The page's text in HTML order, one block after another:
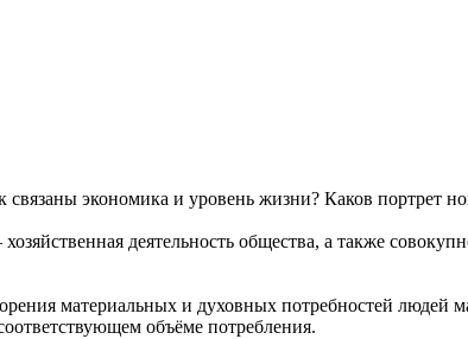
экономика и уровень жизни? Каков портрет
деятельность общества, а также
материальных и духовных потребностей людей
объёме потребления.